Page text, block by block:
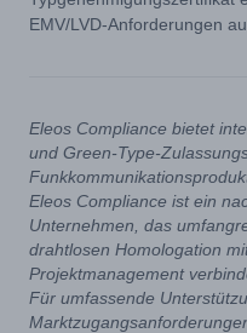
EMV/LVD-Anforderungen
Eleos Compliance bietet
und Green-Type-
Eleos Compliance ist ein
Unternehmen, das
drahtlosen Homologation
Projektmanagement
Für umfassende